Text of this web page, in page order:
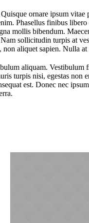
ornare ipsum
Phasellus finibus
mollis bibendum.
sollicitudin turpis at
aliquet sapien. Nulla at
aliquam.
turpis nisi, egestas
est. Donec nec